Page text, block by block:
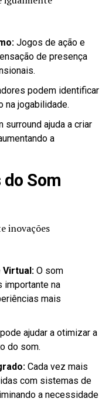
Jogos de ação e
de presença
podem identificar
na jogabilidade.
surround ajuda a criar
a
Som
inovações
Virtual: O som
importante na
mais
ajudar a otimizar a
do som.
Cada vez mais
com sistemas de
a necessidade